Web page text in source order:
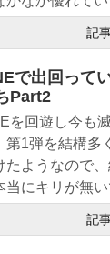
記
で出回って
Part2
を回遊し今も
第1弾を結構多
たようなので
当にキリが無い
記